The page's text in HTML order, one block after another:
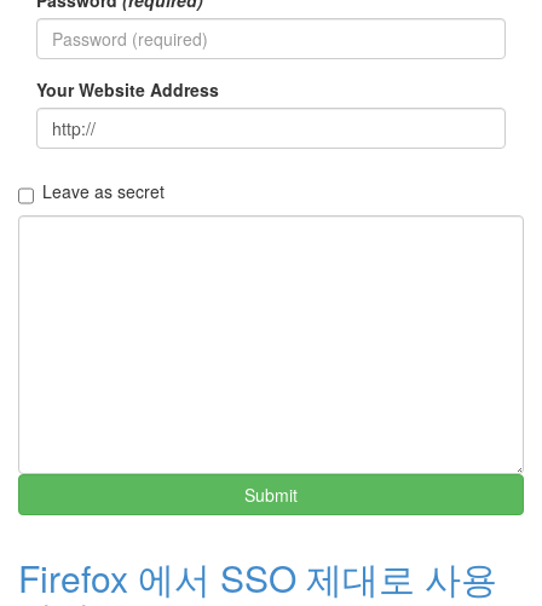
Your Website Address
Leave as secret
Submit
Firefox 에서 SSO 제대로 사용